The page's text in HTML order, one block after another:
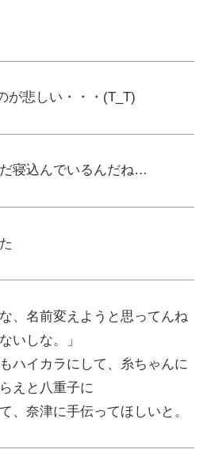
が悲しい・・・(T_T)
寝込んでいるんだね…
、名前変えようと思ってんね
いしな。」
ハイカラにして、糸ちゃんに
えと八重子に
、奈津に手伝ってほしいと。